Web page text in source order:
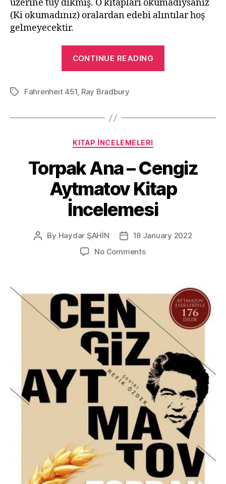
üzerine tüy dikmiş. O kitapları okumadıysanız
(Ki okumadınız) oralardan edebi alıntılar hoş
gelmeyecektir.
CONTINUE READING
Kitap
TagsFahrenheit 451, Ray Bradbury
Categories
KITAP İNCELEMELERI
Torpak Ana – Cengiz
Aytmatov Kitap
İncelemesi
Post
By Haydar ŞAHİN
Post18 January 2022
No Commentson
Cengiz
Aytmatov
Kitap
İncelemesi